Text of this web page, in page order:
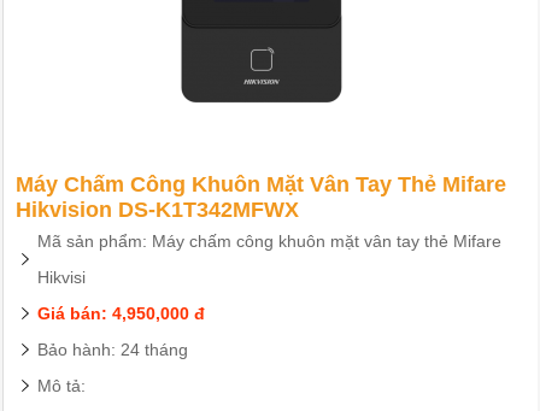
Máy Chấm Công Khuôn Mặt Vân Tay Thẻ Mifare
Hikvision DS-K1T342MFWX
Mã sản phẩm: Máy chấm công khuôn mặt vân tay thẻ Mifare
Hikvisi
Giá bán: 4,950,000 đ
Bảo hành: 24 tháng
Mô tả: